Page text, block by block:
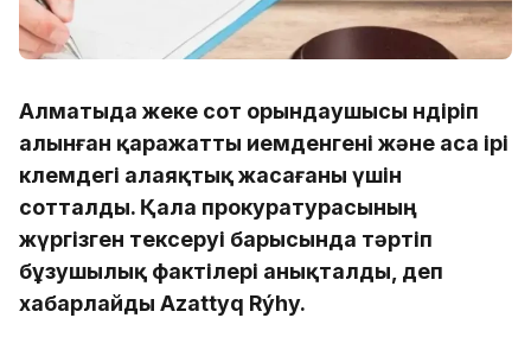
Алматыда жеке сот орындаушысы өндіріп
алынған қаражатты иемденгені және аса ірі
көлемдегі алаяқтық жасағаны үшін
сотталды. Қала прокуратурасының
жүргізген тексеруі барысында тәртіп
бұзушылық фактілері анықталды, деп
хабарлайды Azattyq Rýhy.